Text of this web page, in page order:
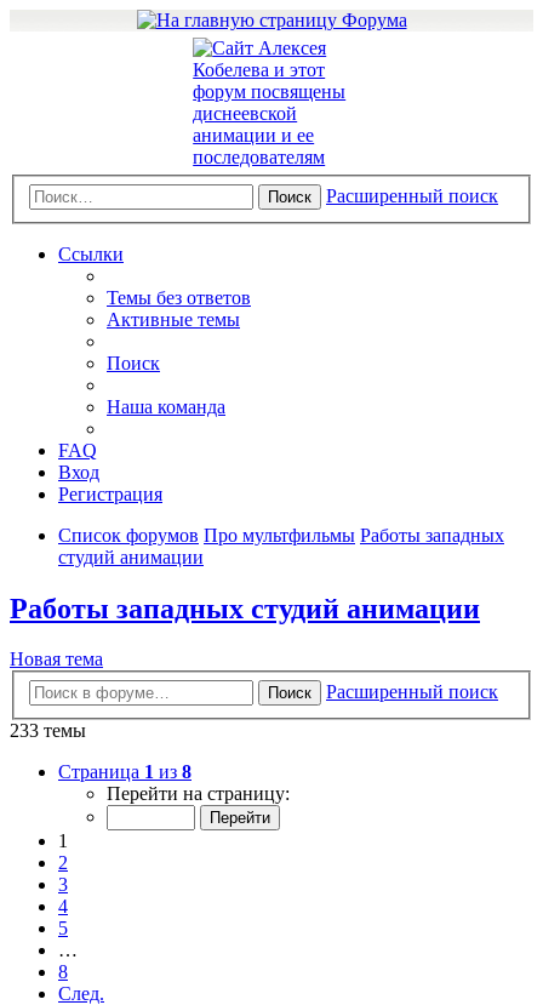
Поиск Расширенный поиск
Ссылки
Темы без ответов
Активные темы
Поиск
Наша команда
FAQ
Вход
Регистрация
Список форумов Про мультфильмы Работы западных
студий анимации
Работы западных студий анимации
Новая тема
Поиск
Расширенный поиск
233 темы
Страница 1 из 8
Перейти на страницу:
1
2
3
4
5
…
8
След.